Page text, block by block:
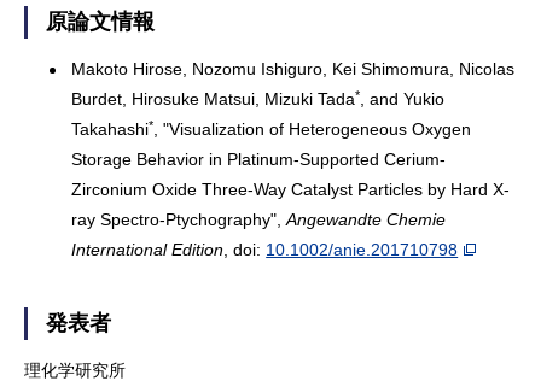
原論文情報
Makoto Hirose, Nozomu Ishiguro, Kei Shimomura, Nicolas
Burdet, Hirosuke Matsui, Mizuki Tada*
, and Yukio
Takahashi*
, "Visualization of Heterogeneous Oxygen
Storage Behavior in Platinum-Supported Cerium-
Zirconium Oxide Three-Way Catalyst Particles by Hard X-
ray Spectro-Ptychography",Angewandte Chemie
International Edition , doi: 10.1002/anie.201710798
発表者
理化学研究所